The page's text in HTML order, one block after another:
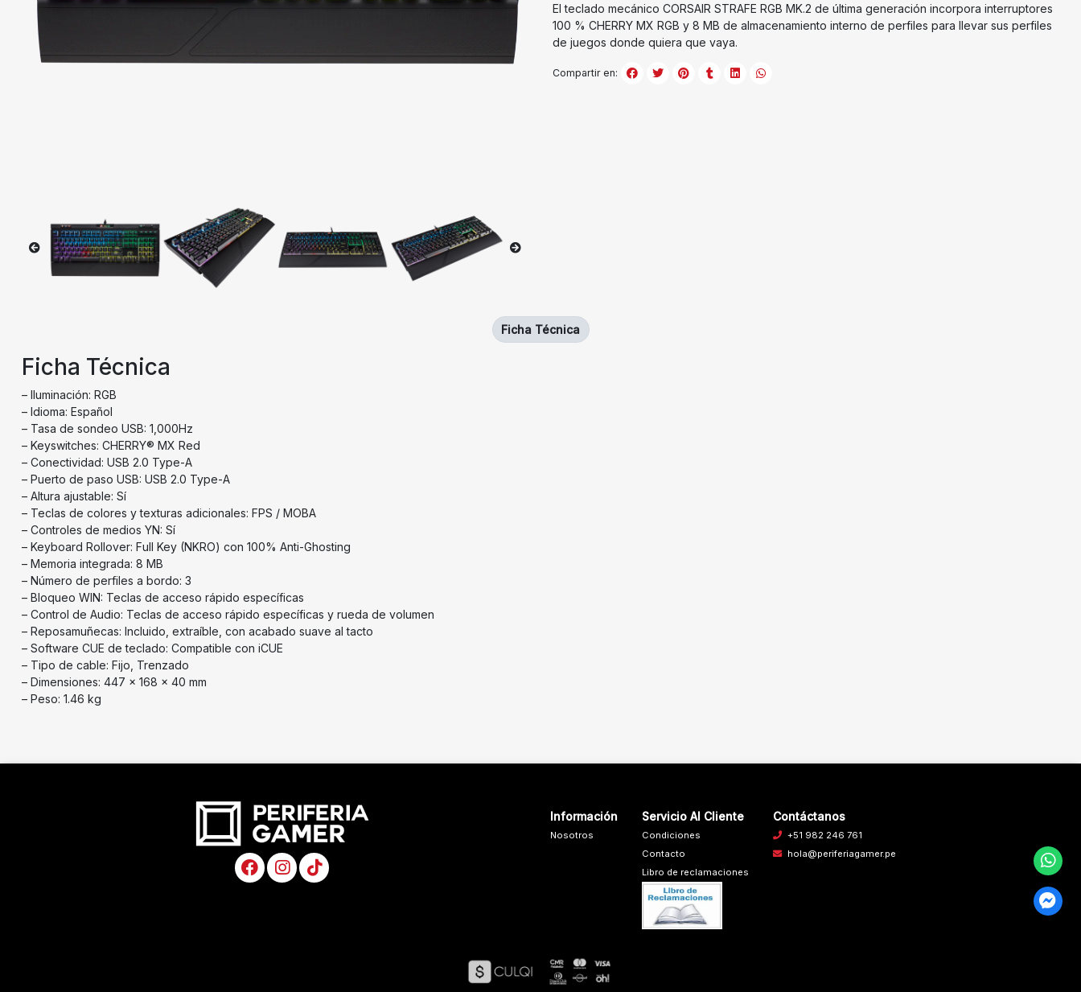
El teclado mecánico CORSAIR STRAFE RGB MK.2 de última generación incorpora interruptores
100 % CHERRY MX RGB y 8 MB de almacenamiento interno de perfiles para llevar sus perfiles
de juegos donde quiera que vaya.
Compartir en:
Ficha Técnica
– Iluminación: RGB
– Idioma: Español
– Tasa de sondeo USB: 1,000Hz
– Keyswitches: CHERRY® MX Red
– Conectividad: USB 2.0 Type-A
– Puerto de paso USB: USB 2.0 Type-A
– Altura ajustable: Sí
– Teclas de colores y texturas adicionales: FPS / MOBA
– Controles de medios YN: Sí
– Keyboard Rollover: Full Key (NKRO) con 100% Anti-Ghosting
– Memoria integrada: 8 MB
– Número de perfiles a bordo: 3
– Bloqueo WIN: Teclas de acceso rápido específicas
– Control de Audio: Teclas de acceso rápido específicas y rueda de volumen
– Reposamuñecas: Incluido, extraíble, con acabado suave al tacto
– Software CUE de teclado: Compatible con iCUE
– Tipo de cable: Fijo, Trenzado
– Dimensiones: 447 x 168 x 40 mm
– Peso: 1.46 kg
Ficha Técnica
Información
Nosotros
Servicio Al Cliente
Condiciones
Contacto
Libro de reclamaciones
Contáctanos
+51 982 246 761
hola@periferiagamer.pe